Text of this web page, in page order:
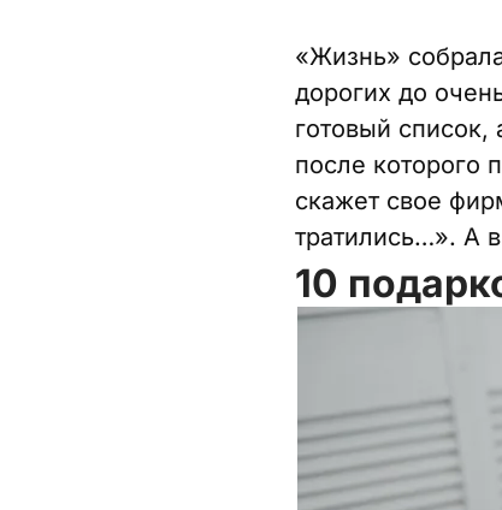
«Жизнь»
дорогих до
готовый список,
после которого
скажет свое
тратились…». А
10